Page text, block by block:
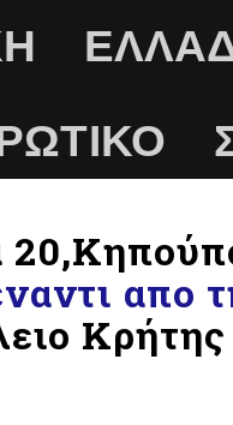
απο
Κρήτης